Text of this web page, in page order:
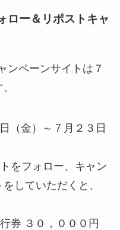
ロー＆リポストキャ
ンペーンサイトは７
（金）～７月２３日
をフォロー、キャン
していただくと、
券 ３０，０００円